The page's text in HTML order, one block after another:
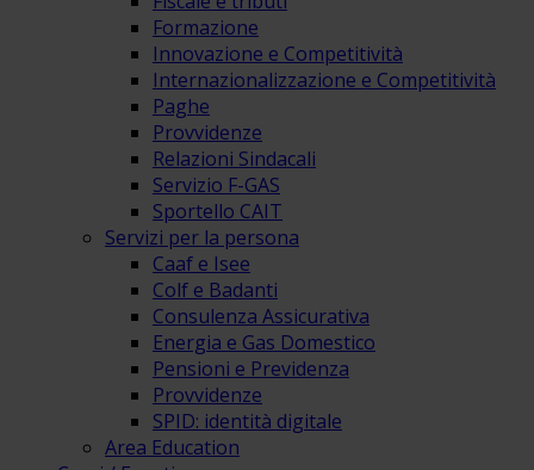
Formazione
Innovazione e Competitività
Internazionalizzazione e Competitività
Paghe
Provvidenze
Relazioni Sindacali
Servizio F-GAS
Sportello CAIT
Servizi per la persona
Caaf e Isee
Colf e Badanti
Consulenza Assicurativa
Energia e Gas Domestico
Pensioni e Previdenza
Provvidenze
SPID: identità digitale
Area Education